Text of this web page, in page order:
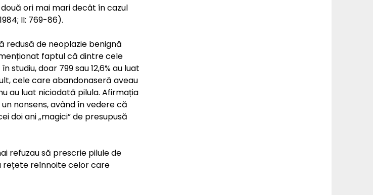
ori mai mari decât în cazul
II: 769-86).
redusă de neoplazie benignă
faptul că dintre cele
doar 799 sau 12,6% au luat
cele care abandonaseră aveau
au luat niciodată pilula. Afirmația
nonsens, având în vedere că
doi ani „magici” de presupusă
refuzau să prescrie pilule de
rețete reînnoite celor care